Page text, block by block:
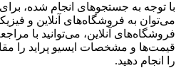
با توجه به جستجوهای انجام شده،
می‌توان به فروشگاه‌های آنلاین و
فروشگاه‌های آنلاین، می‌توانید با
قیمت‌ها و مشخصات ایسیو پراید را
را انجام دهید.